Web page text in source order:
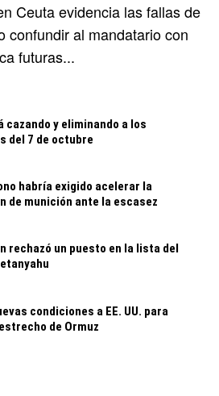
Ceuta evidencia las fallas de
confundir al mandatario con
futuras...
cazando y eliminando a los
del 7 de octubre
habría exigido acelerar la
de munición ante la escasez
rechazó un puesto en la lista del
condiciones a EE. UU. para
de Ormuz